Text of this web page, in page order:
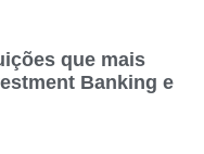
que mais
Banking e